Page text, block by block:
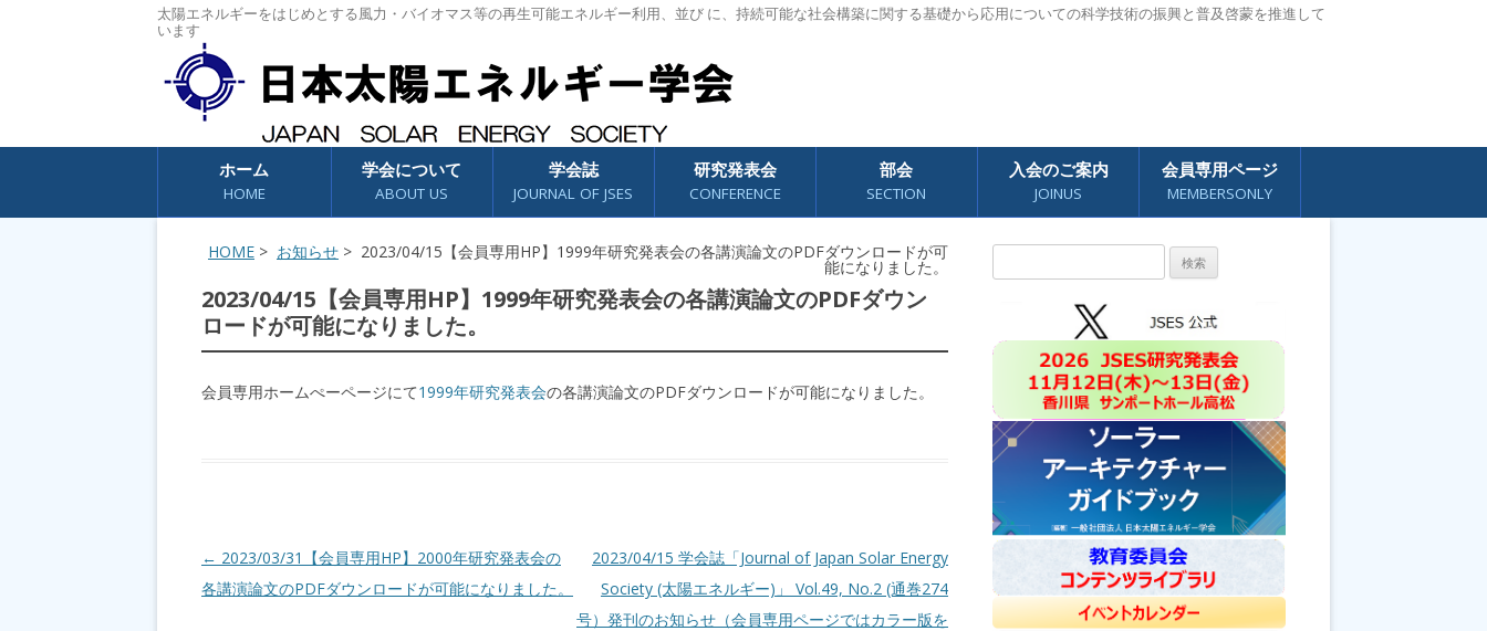
太陽エネルギーをはじめとする風力・バイオマス等の再生可能エネルギー利用、並び に、持続可能な社会構築に関する基礎から応用についての科学技術の振興と普及啓蒙を推進して
います
コンテンツへスキップ
ホーム
HOME
学会について
ABOUT US
学会誌
JOURNAL OF JSES
研究発表会
CONFERENCE
部会
SECTION
入会のご案内
JOINUS
会員専用ページ
MEMBERSONLY
HOME > お知らせ > 2023/04/15【会員専用HP】1999年研究発表会の各講演論文のPDFダウンロードが可
能になりました。
2023/04/15【会員専用HP】1999年研究発表会の各講演論文のPDFダウン
ロードが可能になりました。
会員専用ホームぺーページにて1999年研究発表会の各講演論文のPDFダウンロードが可能になりました。
投稿ナビゲーション
← 2023/03/31【会員専用HP】2000年研究発表会の
各講演論文のPDFダウンロードが可能になりました。
2023/04/15 学会誌「Journal of Japan Solar Energy
Society (太陽エネルギー)」 Vol.49, No.2 (通巻274
号）発刊のお知らせ（会員専用ページではカラー版を
索: